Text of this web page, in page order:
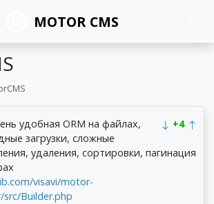
MOTOR CMS
+4
удобная ORM на файлах,
загрузки, сложные
удаления, сортировки, пагинация
visavi/motor-
Builder.php